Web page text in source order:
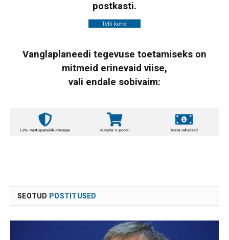
postkasti.
Vanglaplaneedi tegevuse toetamiseks on
mitmeid erinevaid viise,
vali endale sobivaim:
SEOTUD POSTITUSED